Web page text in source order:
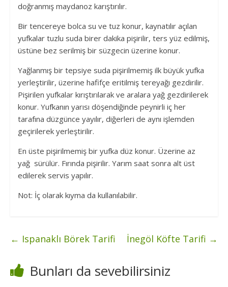
doğranmış maydanoz karıştırılır.
Bir tencereye bolca su ve tuz konur, kaynatılır açılan
yufkalar tuzlu suda birer dakika pişirilir, ters yüz edilmiş,
üstüne bez serilmiş bir süzgecin üzerine konur.
Yağlanmış bir tepsiye suda pişirilmemiş ilk büyük yufka
yerleştirilir, üzerine hafifçe eritilmiş tereyağı gezdirilir.
Pişirilen yufkalar kırıştırılarak ve aralara yağ gezdirilerek
konur. Yufkanın yarısı döşendiğinde peynirli iç her
tarafına düzgünce yayılır, diğerleri de aynı işlemden
geçirilerek yerleştirilir.
En üste pişirilmemiş bir yufka düz konur. Üzerine az
yağ sürülür. Fırında pişirilir. Yarım saat sonra alt üst
edilerek servis yapılır.
Not: İç olarak kıyma da kullanılabilir.
← Ispanaklı Börek Tarifi İnegöl Köfte Tarifi →
Bunları da sevebilirsiniz